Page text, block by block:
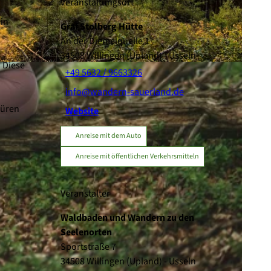
Graf Stolberg Hütte
An der Diemelquelle 1
34508Willingen (Upland)- Usseln
+49 5632 / 9663326
info@wandern-sauerland.de
Website
Anreise mit dem Auto
Anreise mit öffentlichen Verkehrsmitteln
Veranstalter
Waldbaden und Wandern zu den
Seelenorten
Sportstraße 7
34508Willingen (Upland)- Usseln